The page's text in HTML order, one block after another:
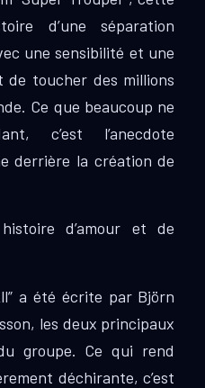
d’une séparation
une sensibilité et une
toucher des millions
Ce que beaucoup ne
c’est l’anecdote
derrière la création de
d’amour et de
a été écrite par Björn
les deux principaux
groupe. Ce qui rend
déchirante, c’est